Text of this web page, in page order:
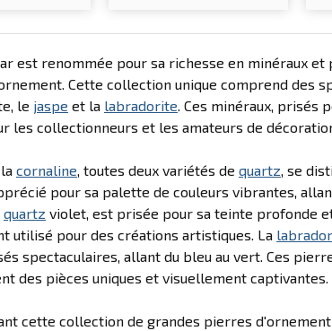
est renommée pour sa richesse en minéraux
Cette collection unique comprend des
le jaspe et la labradorite. Ces minéraux, prisés
les collectionneurs et les amateurs de
cornaline, toutes deux variétés de quartz, se
pour sa palette de couleurs vibrantes,
quartz violet, est prisée pour sa teinte profonde
utilisé pour des créations artistiques. La
spectaculaires, allant du bleu au vert. Ces
des pièces uniques et visuellement captivantes.
cette collection de grandes pierres